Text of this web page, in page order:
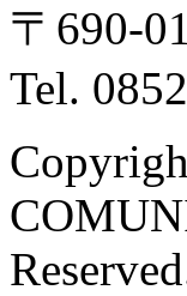
〒690-
Tel.